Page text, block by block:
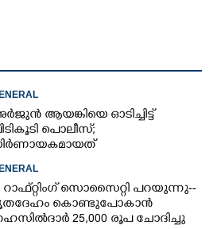
ആയങ്കിയെ ഓടിച്ചിട്ട്
പൊലീസ്;
മൊഴി
റാഫ്റ്റിംഗ് സൊസൈറ്റി പറയുന്നു--
കൊണ്ടുപോകാൻ
25,000 രൂപ ചോദിച്ചു